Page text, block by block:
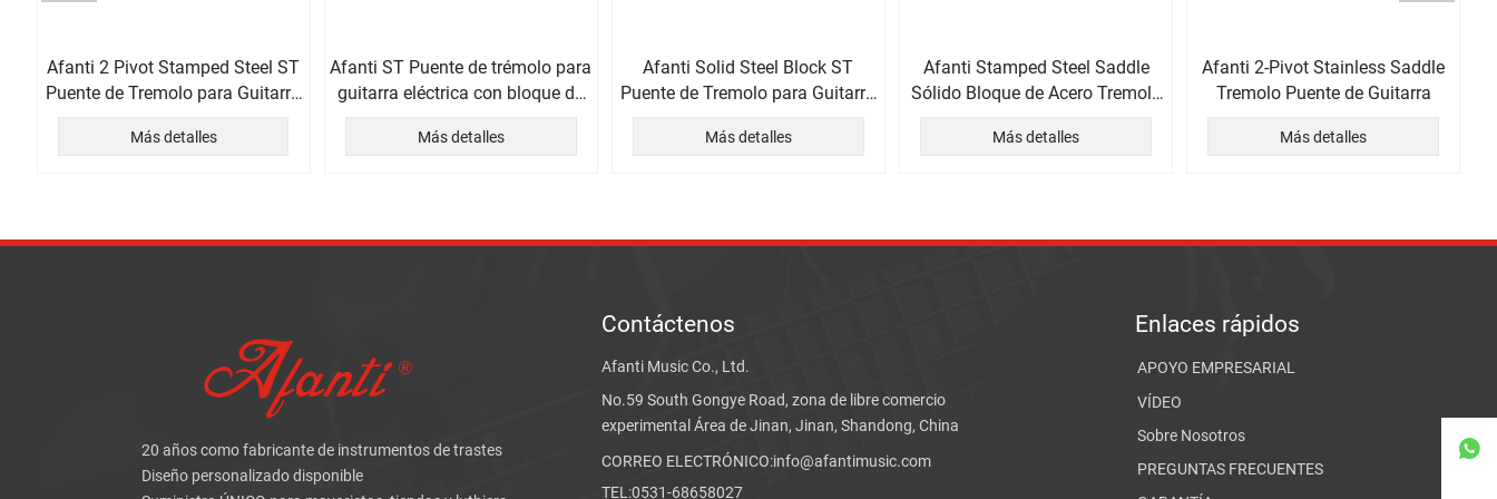
Afanti 2 Pivot Stamped Steel ST
Puente de Tremolo para Guitarra
Eléctrica
Más detalles
Afanti ST Puente de trémolo para
guitarra eléctrica con bloque de
acero macizo completo
Más detalles
Afanti Solid Steel Block ST
Puente de Tremolo para Guitarra
Eléctrica
Más detalles
Afanti Stamped Steel Saddle
Sólido Bloque de Acero Tremolo
Puente de Guitarra Eléctrica
Más detalles
Afanti 2-Pivot Stainless Saddle
Tremolo Puente de Guitarra
Más detalles
20 años como fabricante de instrumentos de trastes
Diseño personalizado disponible
Contáctenos
Afanti Music Co., Ltd.
No.59 South Gongye Road, zona de libre comercio
experimental Área de Jinan, Jinan, Shandong, China
CORREO ELECTRÓNICO:info@afantimusic.com
TEL:0531-68658027
Enlaces rápidos
APOYO EMPRESARIAL
VÍDEO
Sobre Nosotros
PREGUNTAS FRECUENTES
